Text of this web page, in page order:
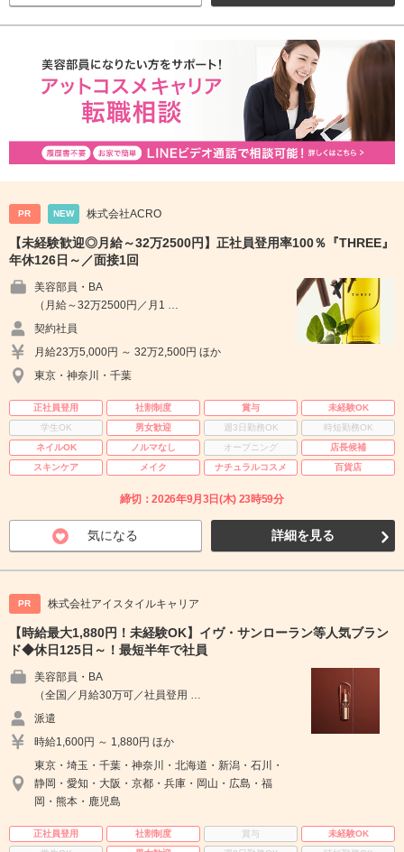
PR NEW 株式会社ACRO
【未経験歓迎◎月給～32万2500円】正社員登用率100％『THREE』
年休126日～／面接1回
美容部員・BA
（月給～32万2500円／月1 …
契約社員
月給23万5,000円 ～ 32万2,500円 ほか
東京・神奈川・千葉
正社員登用 社割制度 賞与
未経験OK
学生OK
男女歓迎 週3日勤務OK
時短勤務OK
ネイルOK
ノルマなし オープニング
店長候補
スキンケア
メイク ナチュラルコスメ 百貨店
締切：2026年9月3日(木) 23時59分
気になる 詳細を見る
PR 株式会社アイスタイルキャリア
【時給最大1,880円！未経験OK】イヴ・サンローラン等人気ブラン
ド◆休日125日～！最短半年で社員
美容部員・BA
（全国／月給30万可／社員登用 …
派遣
時給1,600円 ～ 1,880円 ほか
東京・埼玉・千葉・神奈川・北海道・新潟・石川・
静岡・愛知・大阪・京都・兵庫・岡山・広島・福
岡・熊本・鹿児島
正社員登用 社割制度 賞与
未経験OK